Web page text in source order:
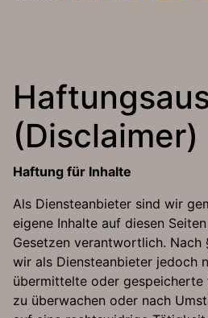
(Disclaimer)
Haftung für Inhalte
Als Diensteanbieter sind wir
eigene Inhalte auf diesen
Gesetzen verantwortlich. Nach
wir als Diensteanbieter jedoch
übermittelte oder gespeicherte
zu überwachen oder nach